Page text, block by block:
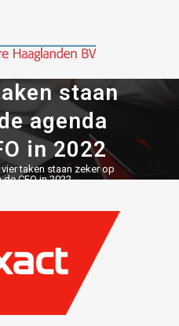
staan
agenda
in 2022
taken staan zeker op
CFO in 2022